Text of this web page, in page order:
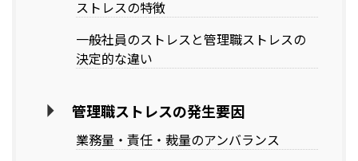
ストレスの特徴
一般社員のストレスと管理職ストレスの
決定的な違い
管理職ストレスの発生要因
業務量・責任・裁量のアンバランス